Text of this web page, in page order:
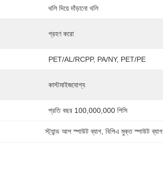
থলি দিয়ে দাঁড়ানো থলি
গ্রহণ করো
PET/AL/RCPP, PA/NY, PET/PE
কাস্টমাইজযোগ্য
প্রতি বছর 100,000,000 পিসি
স্ট্যান্ড আপ স্পাউট ব্যাগ , বিপিএ মুক্ত স্পাউট ব্যাগ